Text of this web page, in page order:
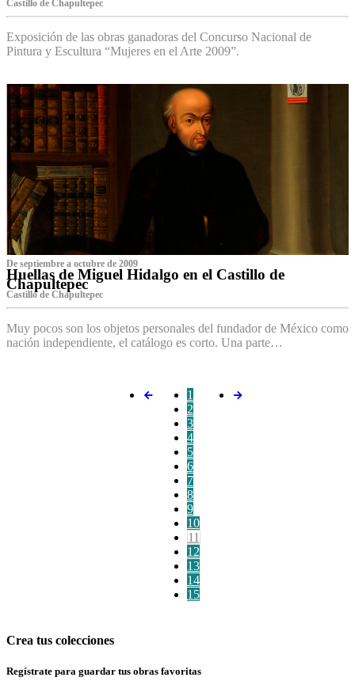
Castillo de Chapultepec
Exposición de las obras ganadoras del Concurso Nacional de
Pintura y Escultura “Mujeres en el Arte 2009”.
De septiembre a octubre de 2009
Huellas de Miguel Hidalgo en el Castillo de
Chapultepec
Castillo de Chapultepec
Muy pocos son los objetos personales del fundador de México como
nación independiente, el catálogo es corto. Una parte…
1
2
3
4
5
6
7
8
9
10
11
12
13
14
15
Crea tus colecciones
Regístrate para guardar tus obras favoritas